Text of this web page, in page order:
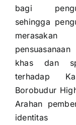
bagi
sehingga
merasakan
khas dan
terhadap
Borobudur
Arahan
identitas